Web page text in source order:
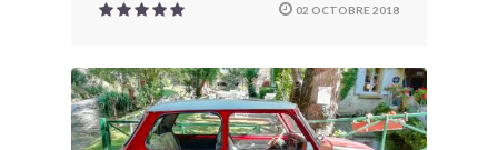
02 OCTOBRE 2018